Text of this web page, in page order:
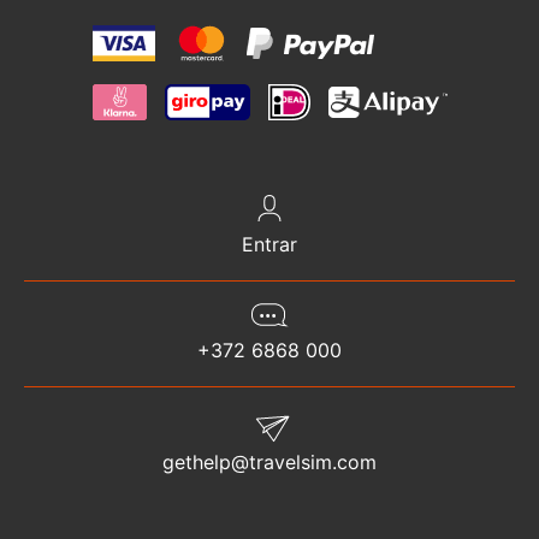
Entrar
+372 6868 000
gethelp@travelsim.com